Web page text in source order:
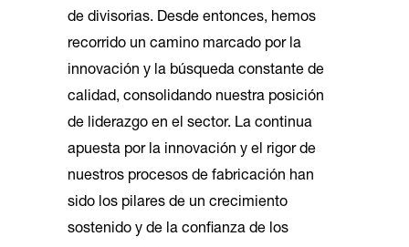
de divisorias. Desde entonces, hemos
recorrido un camino marcado por la
innovación y la búsqueda constante de
calidad, consolidando nuestra posición
de liderazgo en el sector. La continua
apuesta por la innovación y el rigor de
nuestros procesos de fabricación han
sido los pilares de un crecimiento
sostenido y de la confianza de los